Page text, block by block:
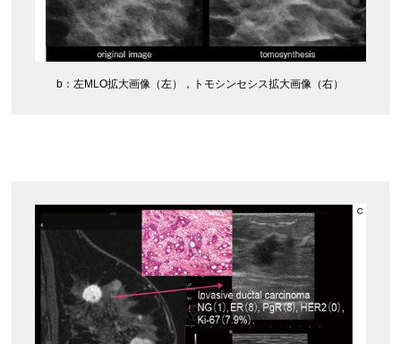
b：‌左MLO拡大画像（左），トモシンセシス拡大画像（右）